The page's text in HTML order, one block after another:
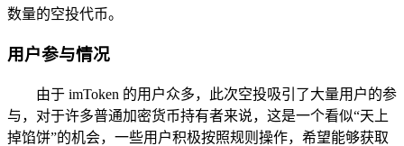
数量的空投代币。
用户参与情况
由于 imToken 的用户众多，此次空投吸引了大量用户的参
与，对于许多普通加密货币持有者来说，这是一个看似“天上
掉馅饼”的机会，一些用户积极按照规则操作，希望能够获取